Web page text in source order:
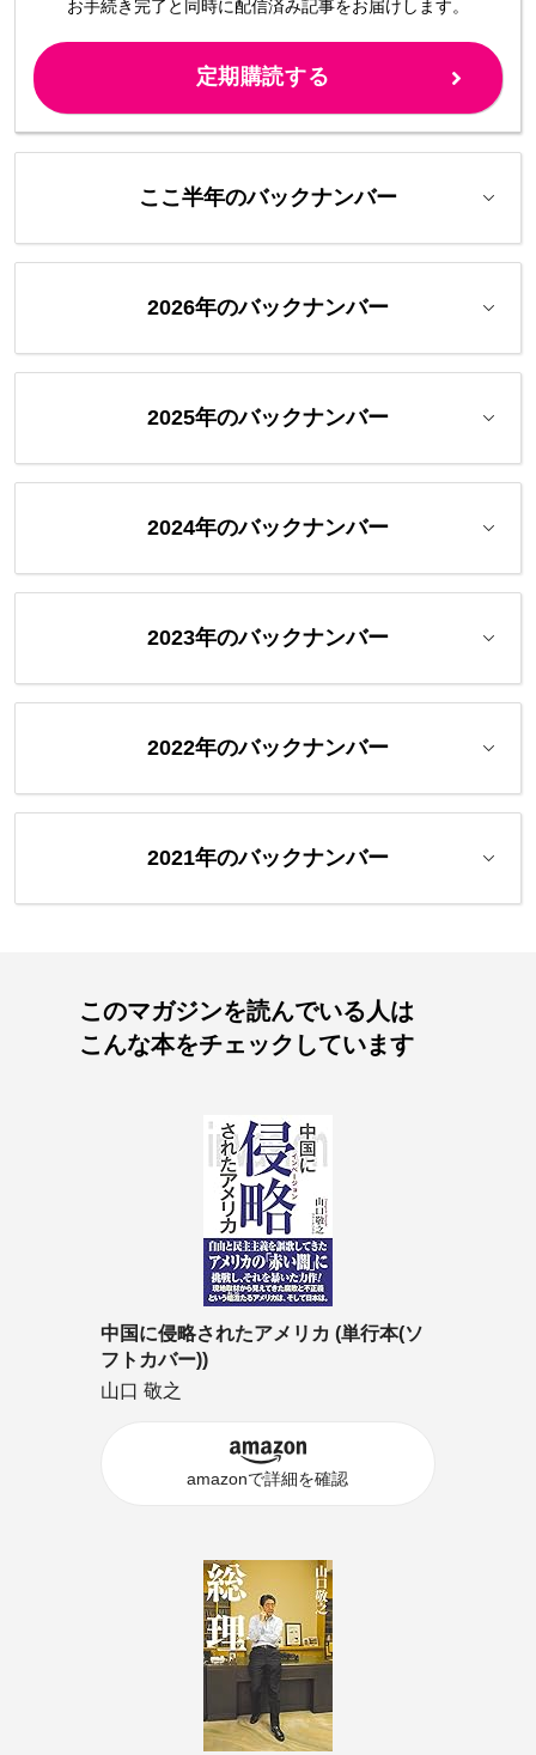
お手続き完了と同時に配信済み記事をお届けします。
定期購読する
ここ半年のバックナンバー
2026年のバックナンバー
2025年のバックナンバー
2024年のバックナンバー
2023年のバックナンバー
2022年のバックナンバー
2021年のバックナンバー
このマガジンを読んでいる人は
こんな本をチェックしています
中国に侵略されたアメリカ (単行本(ソ
フトカバー))
山口 敬之
amazonで詳細を確認